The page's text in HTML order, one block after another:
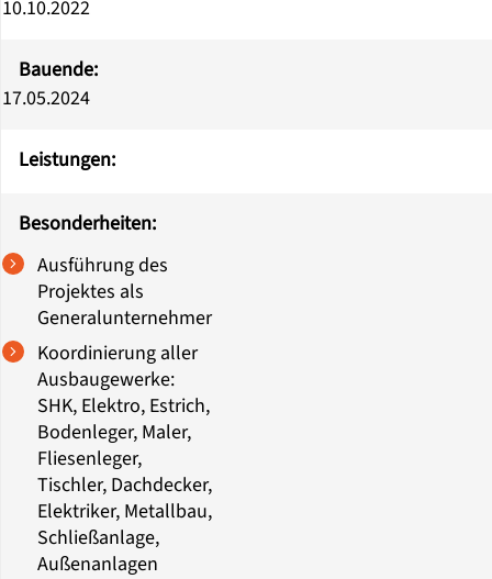
10.10.2022
Bauende:
17.05.2024
Leistungen:
Besonderheiten:
Ausführung des
Projektes als
Generalunternehmer
Koordinierung aller
Ausbaugewerke:
SHK, Elektro, Estrich,
Bodenleger, Maler,
Fliesenleger,
Tischler, Dachdecker,
Elektriker, Metallbau,
Schließanlage,
Außenanlagen